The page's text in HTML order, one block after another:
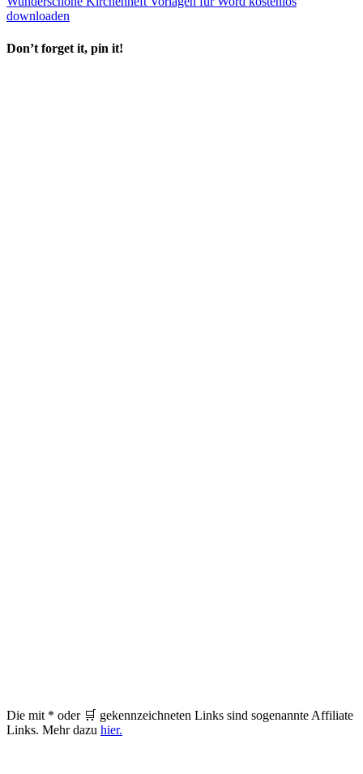
downloaden
Don’t forget it, pin it!
Die mit * oder 🛒 gekennzeichneten Links sind sogenannte Affiliate
Links. Mehr dazu hier.